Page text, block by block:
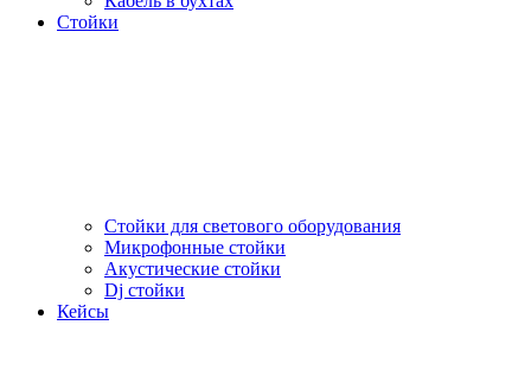
Стойки
Стойки для светового оборудования
Микрофонные стойки
Акустические стойки
Dj стойки
Кейсы